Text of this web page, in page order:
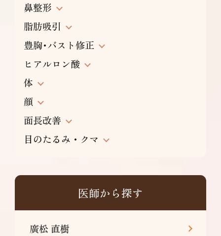
鼻整形
脂肪吸引
豊胸･バスト修正
ヒアルロン酸
体
顔
面長改善
目のたるみ・クマ
医師から探す
廣松 直樹